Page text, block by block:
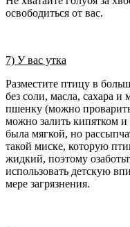
освободиться от вас.
7) У вас утка
Разместите птицу в
без соли, масла, сахара и
пшенку (можно
можно залить кипятком и
была мягкой, но
такой миске, которую
жидкий, поэтому
использовать детскую
мере загрязнения.